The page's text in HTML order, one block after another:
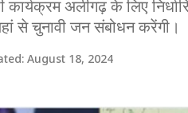
अलीगढ़ के लिए
से चुनावी जन संबोधन करेंगी।
August 18, 2024